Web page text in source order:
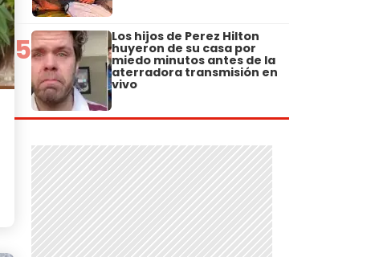
5 Los hijos de Perez Hilton
huyeron de su casa por
miedo minutos antes de la
aterradora transmisión en
vivo